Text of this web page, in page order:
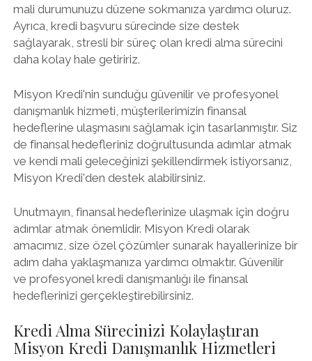
mali durumunuzu düzene sokmanıza yardımcı oluruz.
Ayrıca, kredi başvuru sürecinde size destek
sağlayarak, stresli bir süreç olan kredi alma sürecini
daha kolay hale getiririz.
Misyon Kredi'nin sunduğu güvenilir ve profesyonel
danışmanlık hizmeti, müşterilerimizin finansal
hedeflerine ulaşmasını sağlamak için tasarlanmıştır. Siz
de finansal hedefleriniz doğrultusunda adımlar atmak
ve kendi mali geleceğinizi şekillendirmek istiyorsanız,
Misyon Kredi'den destek alabilirsiniz.
Unutmayın, finansal hedeflerinize ulaşmak için doğru
adımlar atmak önemlidir. Misyon Kredi olarak
amacımız, size özel çözümler sunarak hayallerinize bir
adım daha yaklaşmanıza yardımcı olmaktır. Güvenilir
ve profesyonel kredi danışmanlığı ile finansal
hedeflerinizi gerçekleştirebilirsiniz.
Kredi Alma Sürecinizi Kolaylaştıran
Misyon Kredi Danışmanlık Hizmetleri